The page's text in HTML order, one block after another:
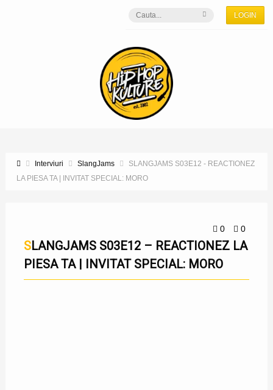
LOGIN
Interviuri SlangJams
SLANGJAMS S03E12 - REACTIONEZ
LA PIESA TA | INVITAT SPECIAL: MORO
0 0
SLANGJAMS S03E12 – REACTIONEZ LA
PIESA TA | INVITAT SPECIAL: MORO